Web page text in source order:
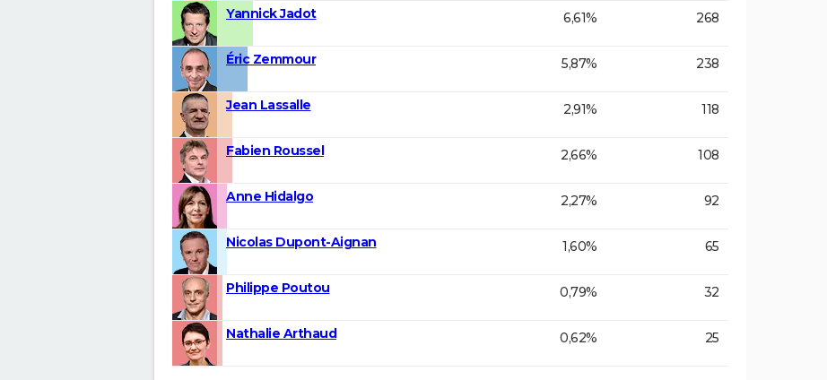
Yannick Jadot 6,61% 268
Éric Zemmour 5,87% 238
Jean Lassalle 2,91% 118
Fabien Roussel 2,66% 108
Anne Hidalgo 2,27% 92
Nicolas Dupont-Aignan 1,60% 65
Philippe Poutou 0,79% 32
Nathalie Arthaud 0,62% 25